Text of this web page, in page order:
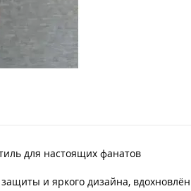
для настоящих фанатов
и яркого дизайна,